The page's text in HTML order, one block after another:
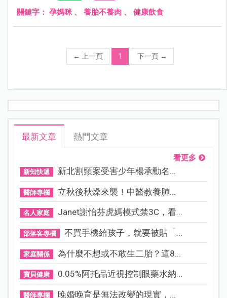
關鍵字： 孕媽咪 、 養胎不養肉 、 健康飲食
← 上一頁 1 下一頁 →
最新文章 熱門文章
看更多
新知快遞 新北割頸案受害少年楊承勳名...
醫師專欄 立秋後秋燥來襲！中醫教養肺...
名人家庭 Janet謝怡芬虎媽模式禁3C，看...
部落客專欄 不買手機給孩子，就要被貼「...
家庭關係 為什麼不想或不敢生二胎？這8...
寶貝健康 0.05%阿托品近視控制眼藥水納...
醫師專欄 晚婚晚育是無法改變的現實，...